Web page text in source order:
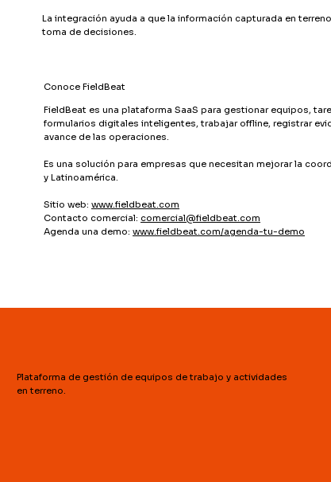
La integración ayuda a que la información capturada en
toma de decisiones.
Conoce FieldBeat
FieldBeat es una plataforma SaaS para gestionar equipos,
formularios digitales inteligentes, trabajar offline, registrar
avance de las operaciones.
Es una solución para empresas que necesitan mejorar la
y Latinoamérica.
Sitio web:www.fieldbeat.com
Contacto comercial: comercial@fieldbeat.com
Agenda una demo:www.fieldbeat.com/agenda-tu-demo
Plataforma de gestión de equipos de trabajo y actividades
en terreno.